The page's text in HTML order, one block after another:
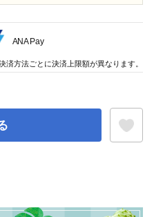
ANA Pay
済方法ごとに決済上限額が異なります。